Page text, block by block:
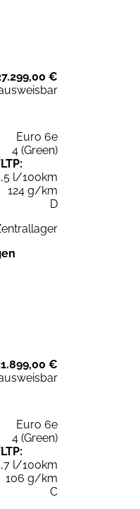
€
Euro 6e
4 (Green)
l/100km
124 g/km
D
€
Euro 6e
4 (Green)
l/100km
106 g/km
C